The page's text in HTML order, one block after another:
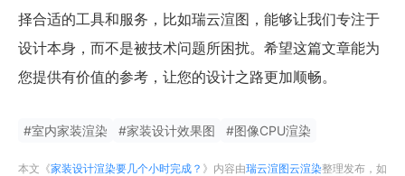
择合适的工具和服务，比如瑞云渲图，能够让我们专注于
设计本身，而不是被技术问题所困扰。希望这篇文章能为
您提供有价值的参考，让您的设计之路更加顺畅。
#室内家装渲染 #家装设计效果图 #图像CPU渲染
本文《家装设计渲染要几个小时完成？ 》内容由瑞云渲图云渲染整理发布，如